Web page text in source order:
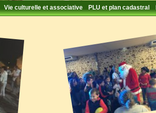
Vie culturelle et associative PLU et plan cadastral